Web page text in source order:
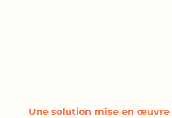
Une solution mise en œuvre